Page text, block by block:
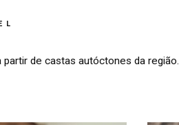
de castas autóctones da região.